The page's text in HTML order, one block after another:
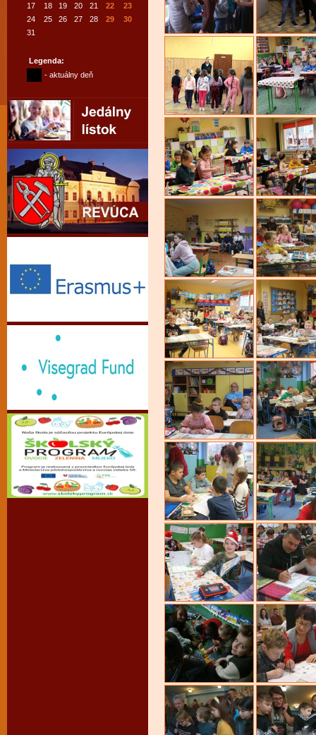
17
18 19 20 21 22
23
24
25 26 27 28 29
30
31
Legenda:
- aktuálny deň